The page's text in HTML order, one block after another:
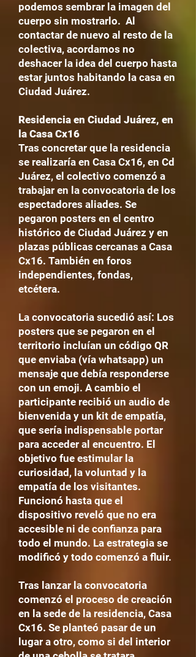
podemos sembrar la imagen del
cuerpo sin mostrarlo. Al
contactar de nuevo al resto de la
colectiva, acordamos no
deshacer la idea del cuerpo hasta
estar juntos habitando la casa en
Ciudad Juárez.
Residencia en Ciudad Juárez, en
la Casa Cx16
Tras concretar que la residencia
se realizaría en Casa Cx16, en Cd
Juárez, el colectivo comenzó a
trabajar en la convocatoria de los
espectadores aliades. Se
pegaron posters en el centro
histórico de Ciudad Juárez y en
plazas públicas cercanas a Casa
Cx16. También en foros
independientes, fondas,
etcétera.
La convocatoria sucedió así: Los
posters que se pegaron en el
territorio incluían un código QR
que enviaba (vía whatsapp) un
mensaje que debía responderse
con un emoji. A cambio el
participante recibió un audio de
bienvenida y un kit de empatía,
que sería indispensable portar
para acceder al encuentro. El
objetivo fue estimular la
curiosidad, la voluntad y la
empatía de los visitantes.
Funcionó hasta que el
dispositivo reveló que no era
accesible ni de confianza para
todo el mundo. La estrategia se
modificó y todo comenzó a fluir.
Tras lanzar la convocatoria
comenzó el proceso de creación
en la sede de la residencia, Casa
Cx16. Se planteó pasar de un
lugar a otro, como si del interior